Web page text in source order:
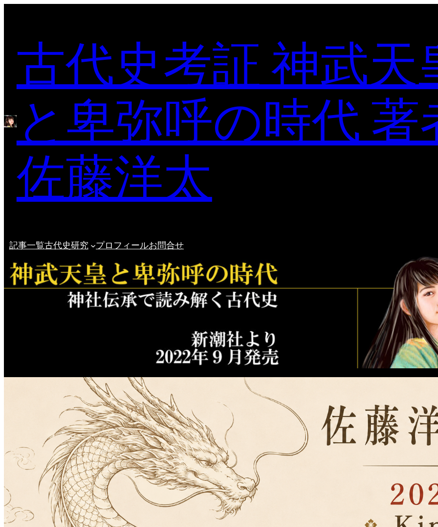
古代史考証 神武天
と卑弥呼の時代 著
佐藤洋太
記事一覧古代史研究 プロフィールお問合せ